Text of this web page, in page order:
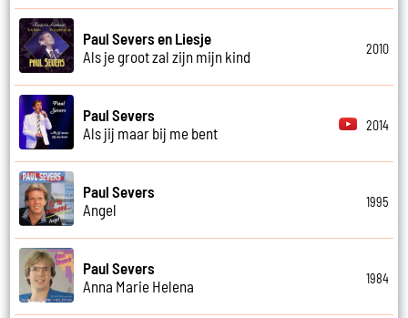
Paul Severs en Liesje
Als je groot zal zijn mijn kind
2010
Paul Severs
Als jij maar bij me bent
2014
Paul Severs
Angel
1995
Paul Severs
Anna Marie Helena
1984